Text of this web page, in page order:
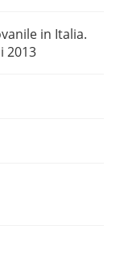
in Italia.
2013